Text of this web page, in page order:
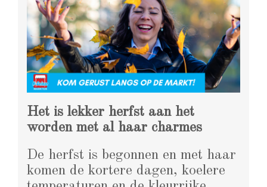
Het is lekker herfst aan het
worden met al haar charmes
De herfst is begonnen en met haar
komen de kortere dagen, koelere